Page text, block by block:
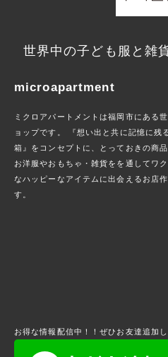
世界中の子ども服と雑
microapartment
ミクロアパートメントは福岡市にある
ョップです。 『想い出と共に記憶に残
箱』をコンセプトに、とっておきの商
お洋服やおもちゃ・雑貨をを通してワ
なハッピーなアイテムに出会えるお店
す。
お得な情報配信中！！ぜひお友達追加し